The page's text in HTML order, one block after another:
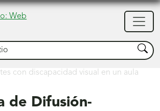
Buscar
de Difusión-